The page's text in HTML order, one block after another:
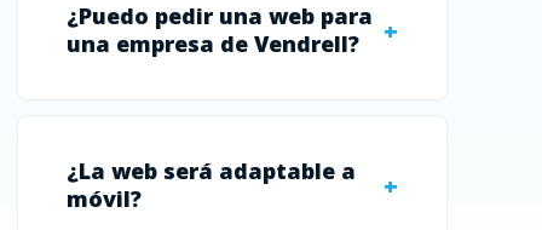
¿Puedo pedir una web para
una empresa de Vendrell?
¿La web será adaptable a
móvil?